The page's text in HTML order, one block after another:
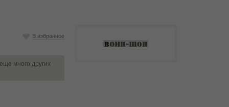
В избранное
много других